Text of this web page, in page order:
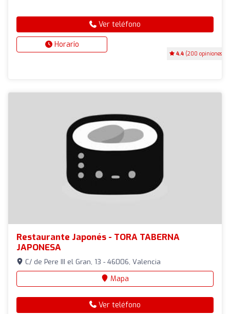
4.4 (200 opiniones)
Ver teléfono
Horario
Restaurante Japonés - TORA TABERNA
JAPONESA
C/ de Pere III el Gran, 13 - 46006, Valencia
Mapa
Ver teléfono